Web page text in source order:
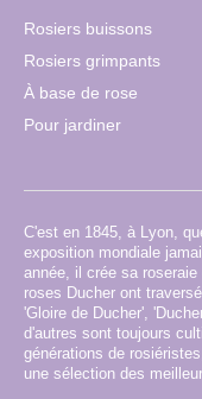
Rosiers buissons
Rosiers grimpants
À base de rose
Pour jardiner
C'est en 1845, à Lyon,
exposition mondiale
année, il crée sa
roses Ducher ont
'Gloire de Ducher',
d'autres sont toujours
générations de
une sélection des